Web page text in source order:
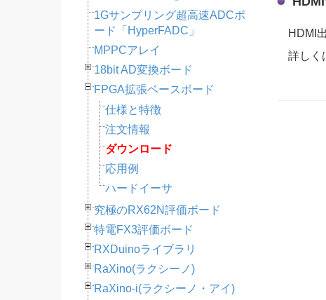
1Gサンプリング超高速ADCボ
ード「HyperFADC」
MPPCアレイ
18bit AD変換ボード
FPGA拡張ベースボード
仕様と特徴
注文情報
ダウンロード
応用例
ハードイーサ
究極のRX62N評価ボード
特電FX3評価ボード
RXDuinoライブラリ
RaXino(ラクシーノ)
RaXino-i(ラクシーノ・アイ)
HDMI
詳しく